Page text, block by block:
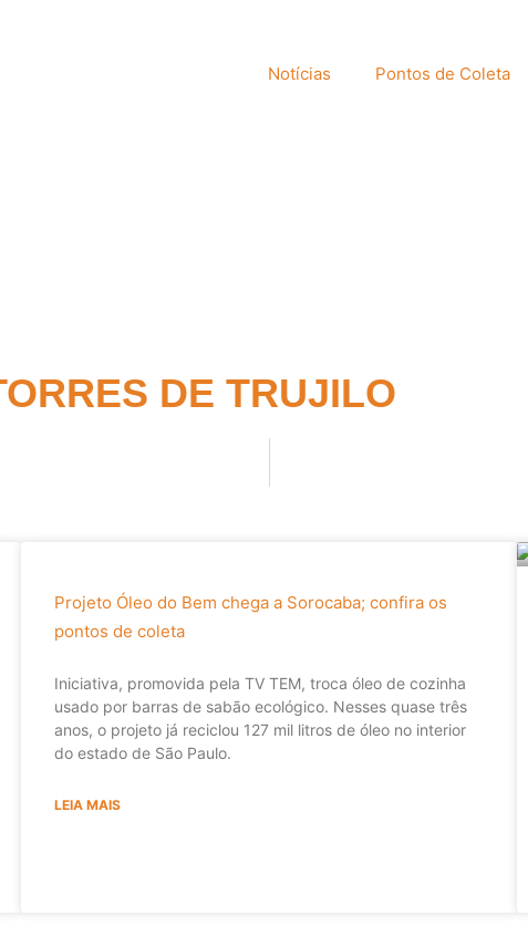
Notícias Pontos de Coleta
DE TRUJILO
Projeto Óleo do Bem chega a Sorocaba; confira os
pontos de coleta
Iniciativa, promovida pela TV TEM, troca óleo de cozinha
usado por barras de sabão ecológico. Nesses quase três
anos, o projeto já reciclou 127 mil litros de óleo no interior
do estado de São Paulo.
LEIA MAIS